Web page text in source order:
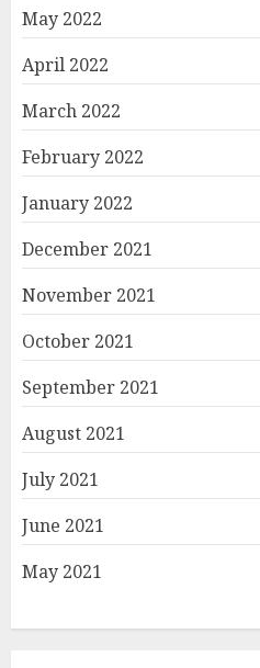
May 2022
April 2022
March 2022
February 2022
January 2022
December 2021
November 2021
October 2021
September 2021
August 2021
July 2021
June 2021
May 2021